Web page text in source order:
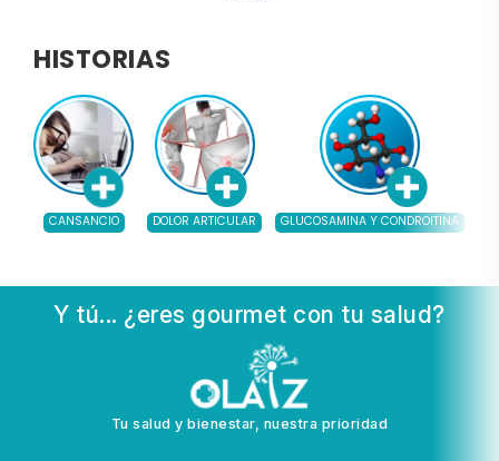
HISTORIAS
CANSANCIO DOLOR ARTICULAR GLUCOSAMINA Y CONDROITINA
Y tú... ¿eres gourmet con tu salud?
Tu salud y bienestar, nuestra prioridad